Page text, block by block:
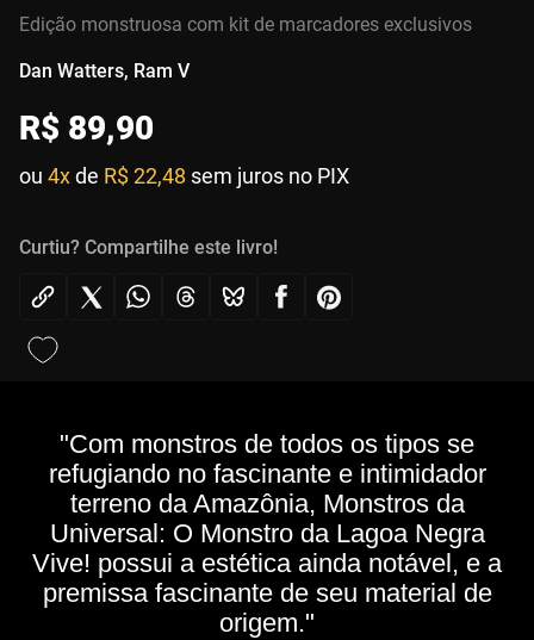
Edição monstruosa com kit de marcadores exclusivos
Dan Watters, Ram V
R$ 89,90
ou 4xde R$ 22,48 sem juros no PIX
Curtiu? Compartilhe este livro!
"Com monstros de todos os tipos se
refugiando no fascinante e intimidador
terreno da Amazônia, Monstros da
Universal: O Monstro da Lagoa Negra
Vive! possui a estética ainda notável, e a
premissa fascinante de seu material de
origem."